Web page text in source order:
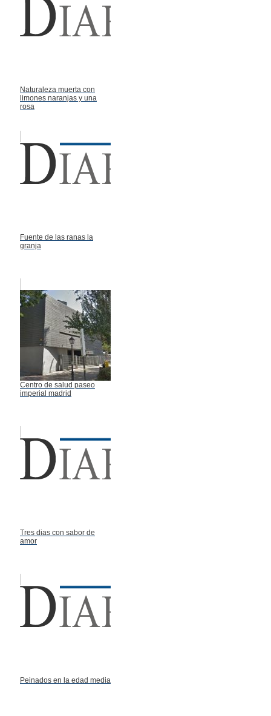
Naturaleza muerta con
limones naranjas y una
rosa
Fuente de las ranas la
granja
Centro de salud paseo
imperial madrid
Tres dias con sabor de
amor
Peinados en la edad media